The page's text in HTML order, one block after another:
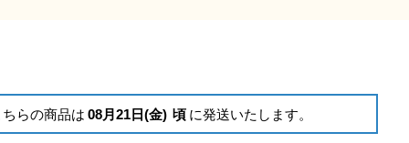
らの商品は 08月21日(金) 頃 に発送いたします。